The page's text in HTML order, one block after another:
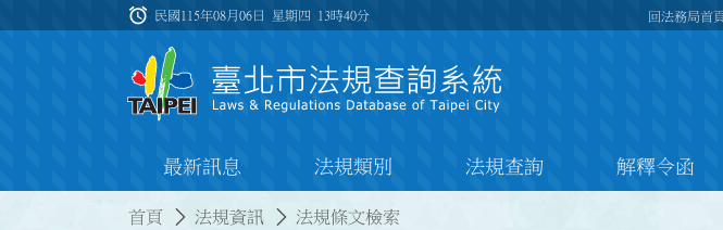
:::
alarm 民國115年08月06日 星期四 13時40分 回法務局首
最新訊息 法規類別 法規查詢 解釋令函
首頁 法規資訊 法規條文檢索